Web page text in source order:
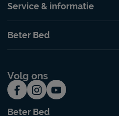
Service & informatie
Beter Bed
Volg ons
Beter Bed